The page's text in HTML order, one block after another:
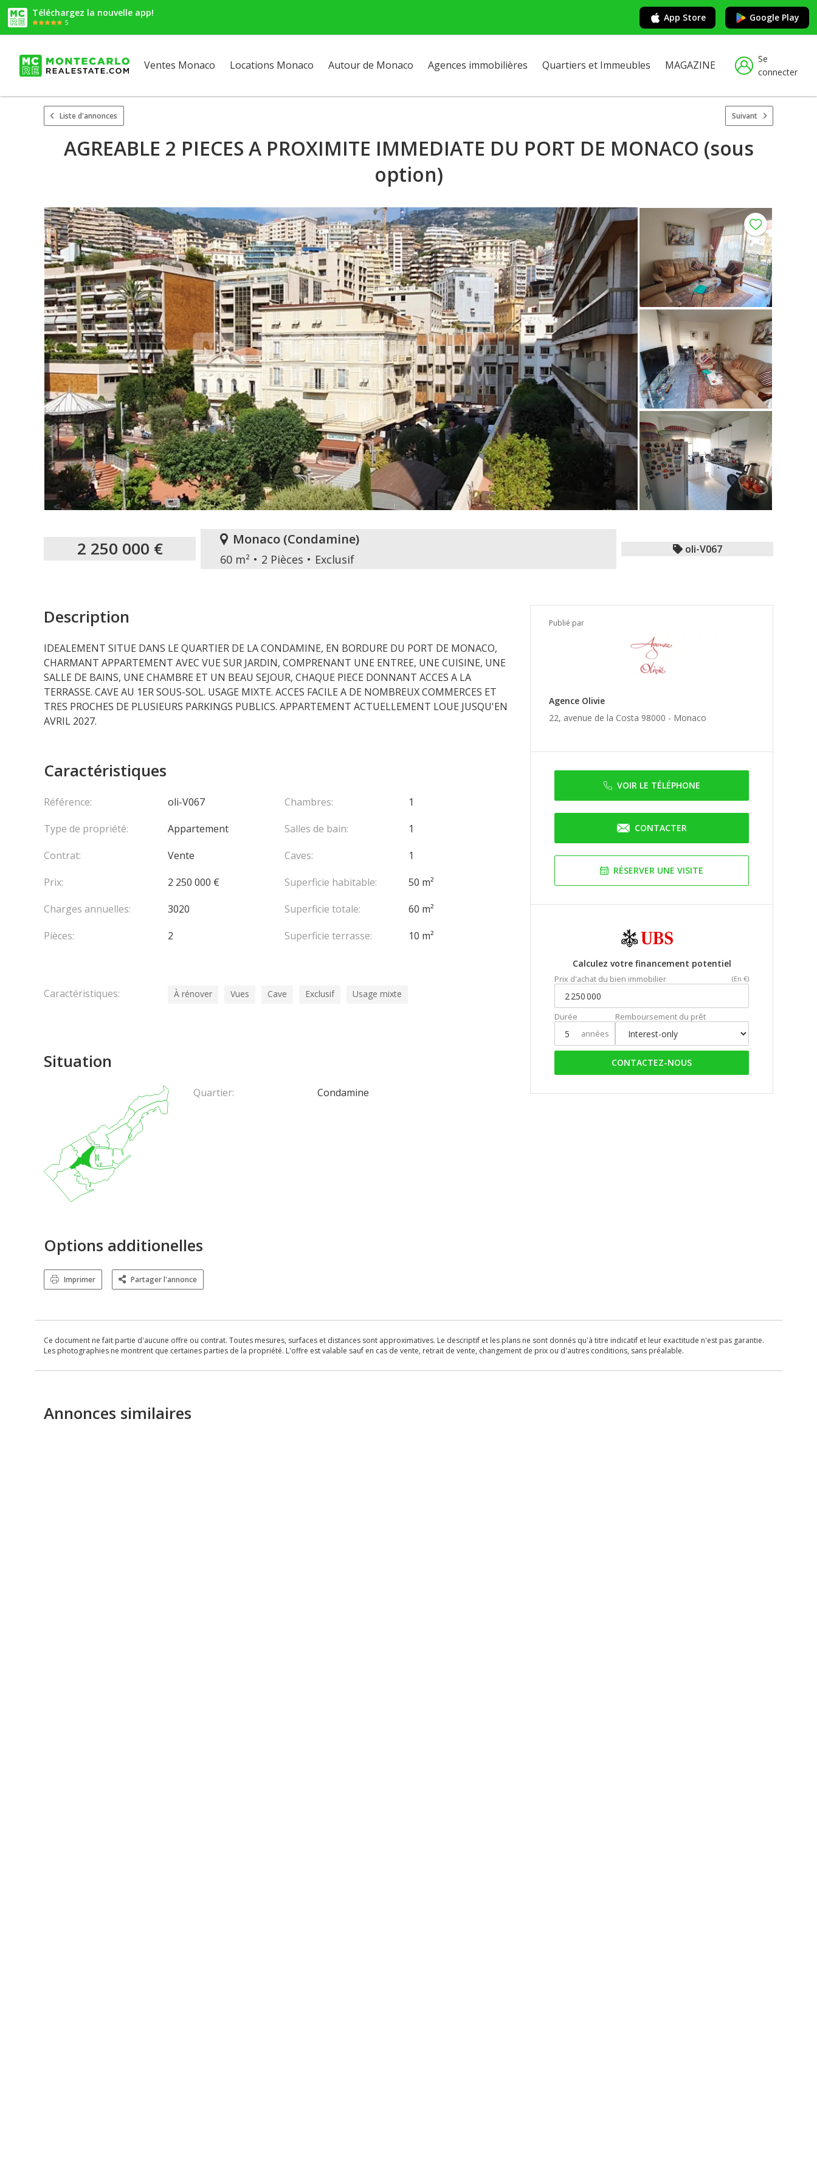
Téléchargez la nouvelle app!
5 App Store Google Play
Ventes Monaco Locations Monaco Autour de Monaco Agences immobilières Quartiers et Immeubles MAGAZINE
Se
connecter
Liste d'annonces Suivant
AGREABLE 2 PIECES A PROXIMITE IMMEDIATE DU PORT DE MONACO (sous
option)
2 250 000 € Monaco (Condamine)
60 m² 2 Pièces Exclusif
oli-V067
Publié par
Agence Olivie
22, avenue de la Costa 98000 - Monaco
VOIR LE TÉLÉPHONE
CONTACTER
RÉSERVER UNE VISITE
Calculez votre financement potentiel
Prix d'achat du bien immobilier (En €)
Durée
années
Remboursement du prêt
CONTACTEZ-NOUS
Description
IDEALEMENT SITUE DANS LE QUARTIER DE LA CONDAMINE, EN BORDURE DU PORT DE MONACO,
CHARMANT APPARTEMENT AVEC VUE SUR JARDIN, COMPRENANT UNE ENTREE, UNE CUISINE, UNE
SALLE DE BAINS, UNE CHAMBRE ET UN BEAU SEJOUR, CHAQUE PIECE DONNANT ACCES A LA
TERRASSE. CAVE AU 1ER SOUS-SOL. USAGE MIXTE. ACCES FACILE A DE NOMBREUX COMMERCES ET
TRES PROCHES DE PLUSIEURS PARKINGS PUBLICS. APPARTEMENT ACTUELLEMENT LOUE JUSQU'EN
AVRIL 2027.
Caractéristiques
Référence:
oli-V067
Type de propriété:
Appartement
Contrat:
Vente
Prix:
2 250 000 €
Charges annuelles:
3020
Pièces:
2
Chambres:
1
Salles de bain:
1
Caves:
1
Superficie habitable:
50 m²
Superficie totale:
60 m²
Superficie terrasse:
10 m²
Caractéristiques: À rénover Vues Cave Exclusif Usage mixte
Situation
Quartier: Condamine
Options additionelles
Imprimer Partager l'annonce
Ce document ne fait partie d'aucune offre ou contrat. Toutes mesures, surfaces et distances sont approximatives. Le descriptif et les plans ne sont donnés qu'à titre indicatif et leur exactitude n'est pas garantie.
Les photographies ne montrent que certaines parties de la propriété. L'offre est valable sauf en cas de vente, retrait de vente, changement de prix ou d'autres conditions, sans préalable.
Annonces similaires